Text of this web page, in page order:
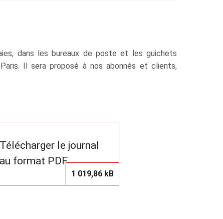
dans les bureaux de poste et les guichets
Il sera proposé à nos abonnés et clients,
Télécharger le journal
au format PDF
1 019,86 kB